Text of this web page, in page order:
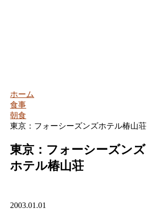
ホーム
食事
朝食
東京：フォーシーズンズホテル椿山荘
東京：フォーシーズンズ
ホテル椿山荘
2003.01.01